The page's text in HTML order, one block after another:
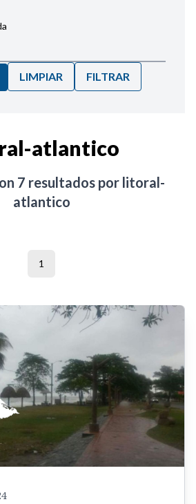
LIMPIAR FILTRAR
atlantico
7 resultados por litoral-
atlantico
1